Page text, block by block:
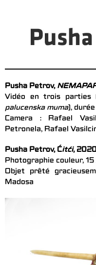
Pusha Petrov,
Vidéo en trois parties
palucenska muma),
Camera : Rafael
Petronela, Rafael
Pusha Petrov, Ćitći,
Photographie couleur,
Objet prêté
Madosa